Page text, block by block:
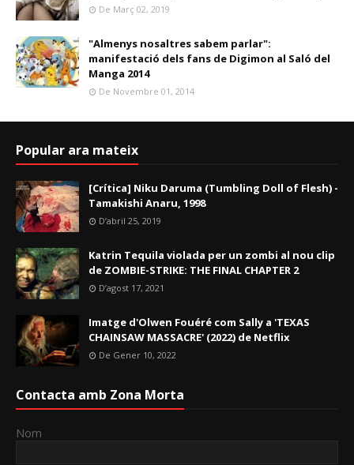
De Març 02, 2019
"Almenys nosaltres sabem parlar":
manifestació dels fans de Digimon al Saló del
Manga 2014
De Novembre 01, 2014
Popular ara mateix
[Crítica] Niku Daruma (Tumbling Doll of Flesh) -
Tamakishi Anaru, 1998
D’abril 25, 2019
Katrin Tequila violada per un zombi al nou clip
de ZOMBIE-STRIKE: THE FINAL CHAPTER 2
D’agost 17, 2021
Imatge d'Olwen Fouéré com Sally a 'TEXAS
CHAINSAW MASSACRE' (2022) de Netflix
De Gener 10, 2022
Contacta amb Zona Morta
Nom